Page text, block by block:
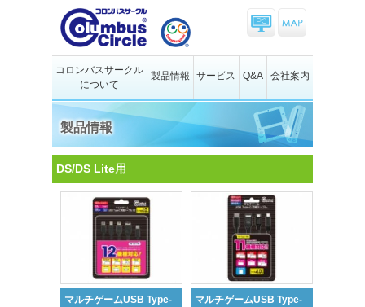
コロンバスサークル
について
製品情報 サービス Q&A 会社案内
製品情報
DS/DS Lite用
マルチゲームUSB Type-
マルチゲームUSB Type-